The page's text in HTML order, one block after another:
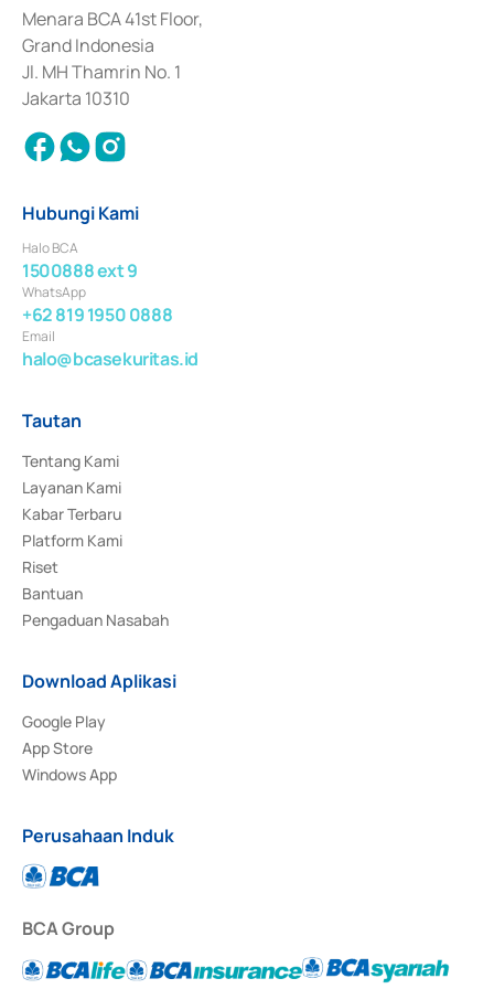
Penerbitan, Transaksi, serta Penatausahaan dan Penyelesaian Transaksi
Surat Berharga Komersial yang izinnya diterbitkan pada tahun 2018.
Menara BCA 41st Floor,
Grand Indonesia
Jl. MH Thamrin No. 1
Jakarta 10310
Hubungi Kami
Halo BCA
1500888 ext 9
WhatsApp
+62 819 1950 0888
Email
halo@bcasekuritas.id
Tautan
Tentang Kami
Layanan Kami
Kabar Terbaru
Platform Kami
Riset
Bantuan
Pengaduan Nasabah
Download Aplikasi
Google Play
App Store
Windows App
Perusahaan Induk
BCA Group